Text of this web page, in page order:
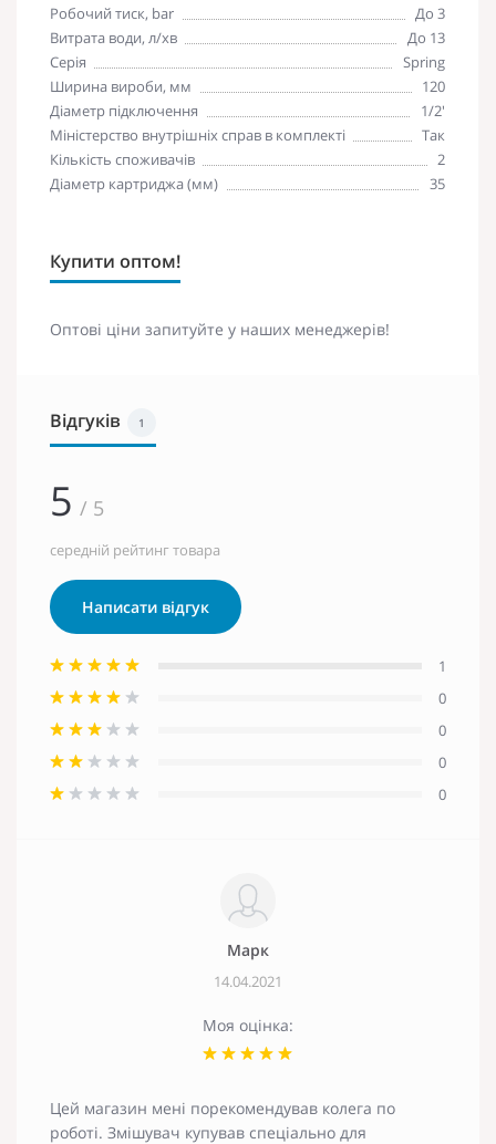
Робочий тиск, bar
До 3
Витрата води, л/хв
До 13
Серія
Spring
Ширина вироби, мм
120
Діаметр підключення
1/2'
Міністерство внутрішніх справ в комплекті
Так
Кількість споживачів
2
Діаметр картриджа (мм)
35
Купити оптом!
Оптові ціни запитуйте у наших менеджерів!
Відгуків 1
5 / 5
середній рейтинг товара
Написати відгук
1
0
0
0
0
Марк
14.04.2021
Моя оцінка:
Цей магазин мені порекомендував колега по
роботі. Змішувач купував спеціально для